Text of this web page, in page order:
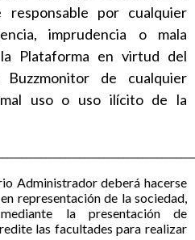
responsable por cualquier
imprudencia o mala
Plataforma en virtud del
de cualquier
uso o uso ilícito de la
Administrador deberá hacerse
representación de la sociedad,
la presentación de
las facultades para realizar